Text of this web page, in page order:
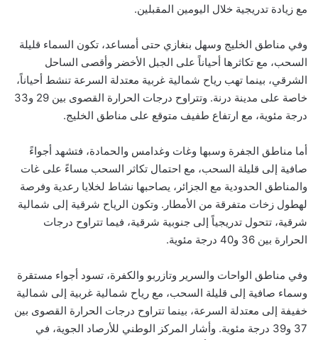
مع زيادة تدريجية خلال اليومين المقبلين.
وفي مناطق الخليج وسهل بنغازي حتى أمساعد، تكون السماء قليلة
السحب، مع تكاثرها أحياناً على الجبل الأخضر وأقصى الساحل
الشرقي، بينما تهب رياح شمالية غربية معتدلة السرعة تنشط أحياناً،
خاصة على مدينة درنة. وتتراوح درجات الحرارة القصوى بين 29 و33
درجة مئوية، مع ارتفاع طفيف متوقع على مناطق الخليج.
أما مناطق الجفرة وسبها وغات وغدامس والحمادة، فتشهد أجواءً
صافية إلى قليلة السحب، مع احتمال تكاثر السحب مساءً على غات
والمناطق الحدودية مع الجزائر، يصاحبها نشاط لخلايا رعدية وفرصة
لهطول زخات متفرقة من الأمطار. وتكون الرياح شرقية إلى شمالية
شرقية، تتحول تدريجياً إلى جنوبية شرقية، فيما تتراوح درجات
الحرارة بين 36 و40 درجة مئوية.
وفي مناطق الواحات والسرير وتازربو والكفرة، تسود أجواء مستقرة
وسماء صافية إلى قليلة السحب، مع رياح شمالية غربية إلى شمالية
خفيفة إلى معتدلة السرعة، بينما تتراوح درجات الحرارة القصوى بين
37 و39 درجة مئوية. وأشار المركز الوطني للأرصاد الجوية، في